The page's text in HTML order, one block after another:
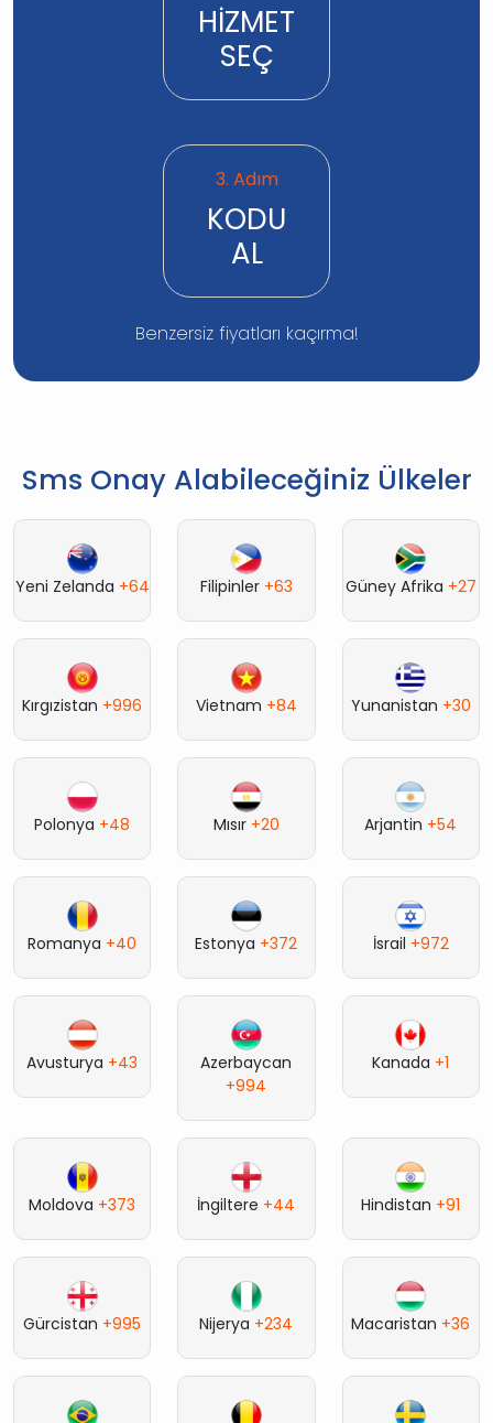
HİZMET
SEÇ
3. Adım
KODU
AL
Benzersiz fiyatları kaçırma!
Sms Onay Alabileceğiniz Ülkeler
Yeni Zelanda +64 Filipinler +63 Güney Afrika +27
Kırgızistan +996 Vietnam +84 Yunanistan +30
Polonya +48 Mısır +20 Arjantin +54
Romanya +40 Estonya +372 İsrail +972
Avusturya +43
Azerbaycan
+994
Kanada +1
Moldova +373 İngiltere +44 Hindistan +91
Gürcistan +995 Nijerya +234 Macaristan +36